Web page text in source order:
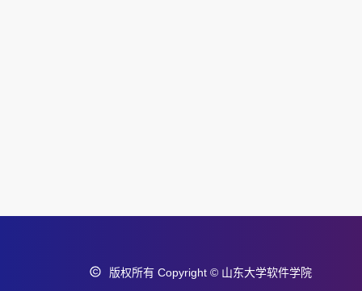
版权所有 Copyright © 山东大学软件学院